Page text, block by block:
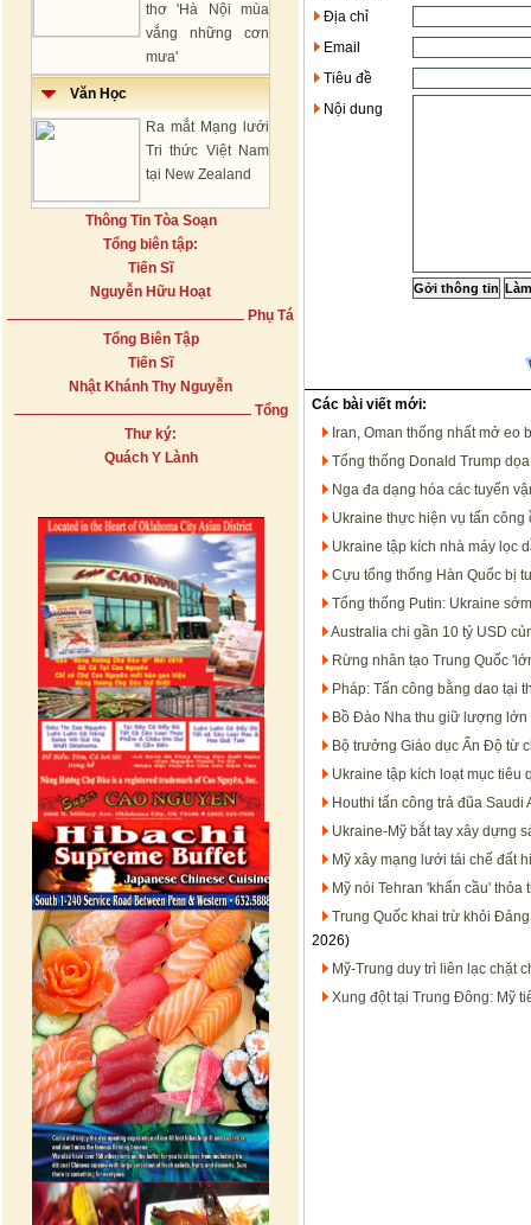
thơ 'Hà Nội mùa
vắng những cơn
mưa'
Văn Học
Ra mắt Mạng lưới
Tri thức Việt Nam
tại New Zealand
Thông Tin Tòa Soạn
Tổng biên tập:
Tiến Sĩ
Nguyễn Hữu Hoạt
Phụ Tá
Tổng Biên Tập
Tiến Sĩ
Nhật Khánh Thy Nguyễn
Tổng
Thư ký:
Quách Y Lành
Địa chỉ
Email
Tiêu đề
Nội dung
Các bài viết mới:
Iran, Oman thống nhất mở eo
Tổng thống Donald Trump
Nga đa dạng hóa các tuyến
Ukraine thực hiện vụ tấn công
Ukraine tập kích nhà máy lọc
Cựu tổng thống Hàn Quốc bị
Tổng thống Putin: Ukraine
Australia chi gần 10 tỷ USD
Rừng nhân tạo Trung Quốc
Pháp: Tấn công bằng dao tại
Bồ Đào Nha thu giữ lượng
Bộ trưởng Giáo dục Ấn Độ từ
Ukraine tập kích loạt mục tiêu
Houthi tấn công trả đũa
Ukraine-Mỹ bắt tay xây dựng
Mỹ xây mạng lưới tái chế đất
Mỹ nói Tehran 'khẩn cầu'
Trung Quốc khai trừ khỏi
2026)
Mỹ-Trung duy trì liên lạc chặt
Xung đột tại Trung Đông: Mỹ